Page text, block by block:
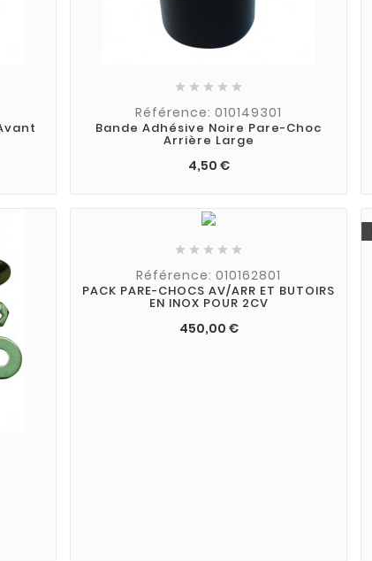
    
Référence: 010149301
Bande Adhésive Noire Pare-Choc
Arrière Large
4,50 €
    
Référence: 010162801
PACK PARE-CHOCS AV/ARR ET BUTOIRS
EN INOX POUR 2CV
450,00 €